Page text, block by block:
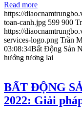
Read more
https://
toan-canh.jpg 599 900
https://
services-logo.png Trần
03:08:34Bất Động Sản
hướng tương lai
BẤT ĐỘNG
2022: Giải